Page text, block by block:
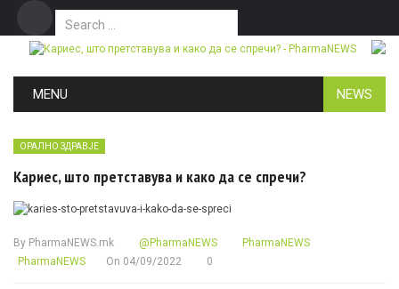
Search for:
MENU NEWS
ОРАЛНО ЗДРАВЈЕ
Кариес, што претставува и како да се спречи?
By PharmaNEWS.mk @PharmaNEWS
PharmaNEWS
PharmaNEWS
On 04/09/2022 0